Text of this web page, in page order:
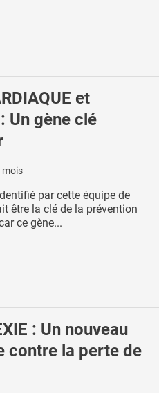
et
Un gène clé
mois
par cette équipe de
être la clé de la prévention
ce gène...
: Un nouveau
contre la perte de